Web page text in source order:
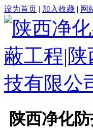
设为首页 | 加入收藏 | 网
陕西净化